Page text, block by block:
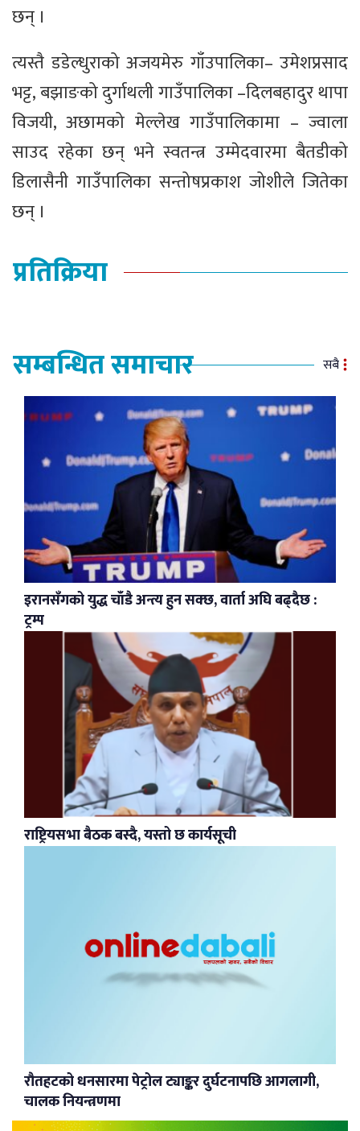
छन् ।
त्यस्तै डडेल्धुराको अजयमेरु गाँउपालिका– उमेशप्रसाद
भट्ट, बझाङको दुर्गाथली गाउँपालिका –दिलबहादुर थापा
विजयी, अछामको मेल्लेख गाउँपालिकामा – ज्वाला
साउद रहेका छन् भने स्वतन्त्र उम्मेदवारमा बैतडीको
डिलासैनी गाउँपालिका सन्तोषप्रकाश जोशीले जितेका
छन् ।
प्रतिक्रिया
सम्बन्धित समाचार सबै
इरानसँगको युद्ध चाँडै अन्त्य हुन सक्छ, वार्ता अघि बढ्दैछ :
ट्रम्प
राष्ट्रियसभा बैठक बस्दै, यस्तो छ कार्यसूची
रौतहटको धनसारमा पेट्रोल ट्याङ्कर दुर्घटनापछि आगलागी,
चालक नियन्त्रणमा